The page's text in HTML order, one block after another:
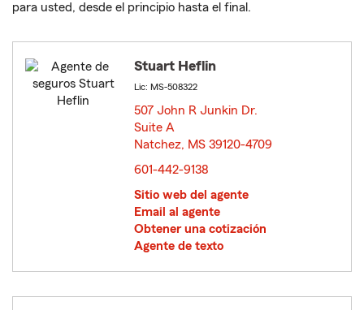
para usted, desde el principio hasta el final.
Stuart Heflin
Lic: MS-508322
507 John R Junkin Dr.
Suite A
Natchez, MS 39120-4709
601-442-9138
Sitio web del agente
Email al agente
Obtener una cotización
Agente de texto